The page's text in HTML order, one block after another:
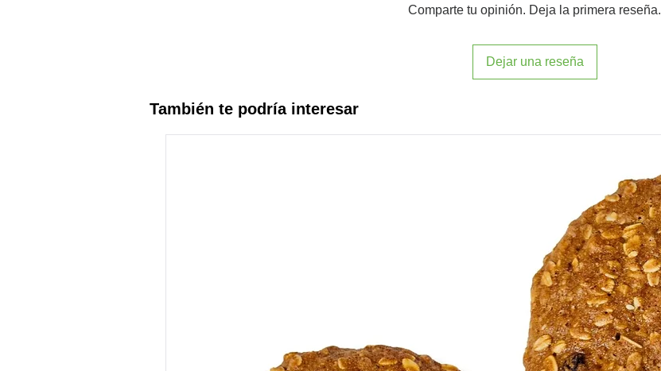
Comparte tu opinión. Deja la primera reseña.
Dejar una reseña
También te podría interesar